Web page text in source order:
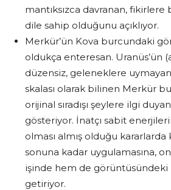
mantıksızca davranan, fikirlere
dile sahip olduğunu açıklıyor.
Merkür’ün Kova burcundaki
oldukça enteresan. Uranüs’ün
düzensiz, geleneklere
skalası olarak bilinen Merkür
orijinal sıradışı şeylere ilgi
gösteriyor. İnatçı sabit
olması almış olduğu
sonuna kadar uygulamasına,
işinde hem de görüntüsündeki
getiriyor.